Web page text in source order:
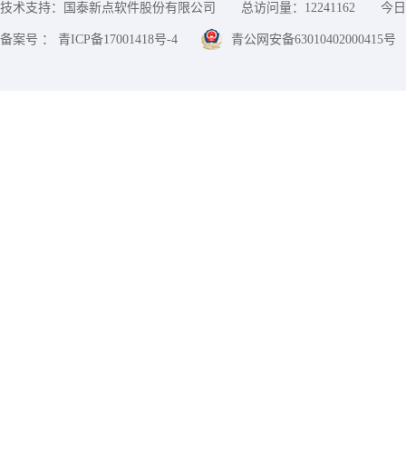
技术支持：国泰新点软件股份有限公司 总访问量： 12241162 今
备案号 ： 青ICP备17001418号-4 青公网安备63010402000415号